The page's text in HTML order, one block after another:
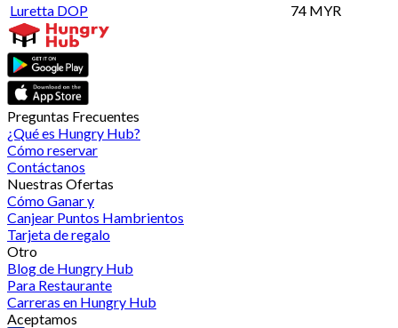
Luretta DOP
74 MYR
Preguntas Frecuentes
¿Qué es Hungry Hub?
Cómo reservar
Contáctanos
Nuestras Ofertas
Cómo Ganar y
Canjear Puntos Hambrientos
Tarjeta de regalo
Otro
Blog de Hungry Hub
Para Restaurante
Carreras en Hungry Hub
Aceptamos